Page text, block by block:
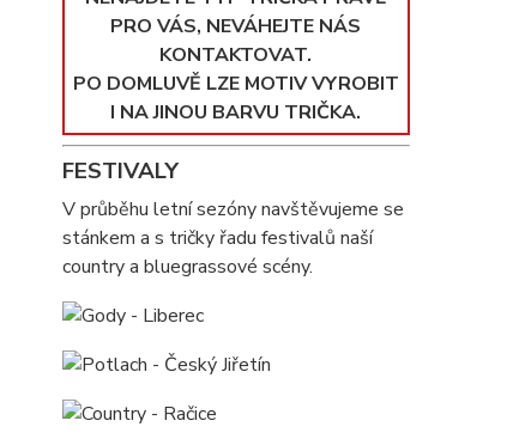
PRO VÁS, NEVÁHEJTE NÁS
KONTAKTOVAT.
PO DOMLUVĚ LZE MOTIV VYROBIT
I NA JINOU BARVU TRIČKA.
FESTIVALY
V průběhu letní sezóny navštěvujeme se
stánkem a s tričky řadu festivalů naší
country a bluegrassové scény.